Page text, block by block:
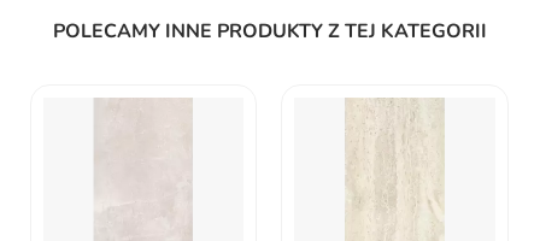
POLECAMY INNE PRODUKTY Z TEJ KATEGORII